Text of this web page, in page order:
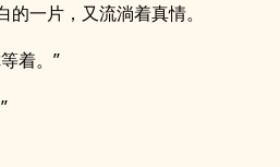
一片，又流淌着真情。
着。”